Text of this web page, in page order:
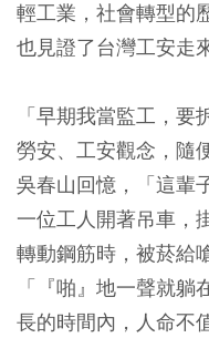
輕工業，社會轉型的
也見證了台灣工安走
「早期我當監工，
勞安、工安觀念，隨
吳春山回憶，「這輩
一位工人開著吊車，
轉動鋼筋時，被菸給
「『啪』地一聲就
長的時間內，人命不